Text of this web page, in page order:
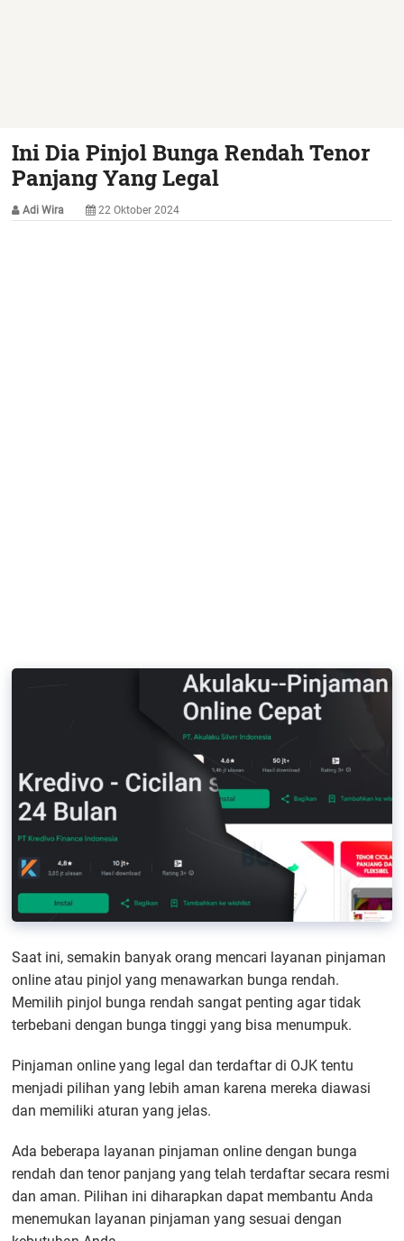
Ini Dia Pinjol Bunga Rendah Tenor
Panjang Yang Legal
Adi Wira 22 Oktober 2024
Saat ini, semakin banyak orang mencari layanan pinjaman
online atau pinjol yang menawarkan bunga rendah.
Memilih pinjol bunga rendah sangat penting agar tidak
terbebani dengan bunga tinggi yang bisa menumpuk.
Pinjaman online yang legal dan terdaftar di OJK tentu
menjadi pilihan yang lebih aman karena mereka diawasi
dan memiliki aturan yang jelas.
Ada beberapa layanan pinjaman online dengan bunga
rendah dan tenor panjang yang telah terdaftar secara resmi
dan aman. Pilihan ini diharapkan dapat membantu Anda
menemukan layanan pinjaman yang sesuai dengan